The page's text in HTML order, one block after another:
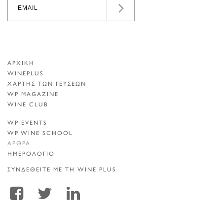
ΑΡΧΙΚΗ
WINEPLUS
ΧΑΡΤΗΣ ΤΩΝ ΓΕΥΣΕΩΝ
WP MAGAZINE
WINE CLUB
WP EVENTS
WP WINE SCHOOL
ΑΡΘΡΑ
ΗΜΕΡΟΛΟΓΙΟ
ΣΥΝΔΕΘΕΙΤΕ ΜΕ ΤΗ WINE PLUS